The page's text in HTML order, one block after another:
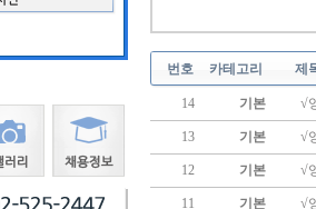
번호 카테고리 제
14 기본 √
13 기본 √
12 기본 √
11 기본 √